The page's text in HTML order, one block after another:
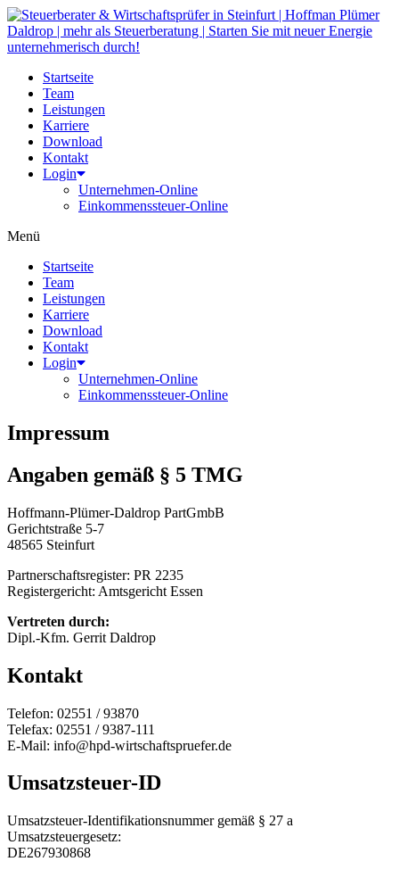
Zum
Inhalt
wechseln
Startseite
Team
Leistungen
Karriere
Download
Kontakt
Login
Unternehmen-Online
Einkommenssteuer-Online
Menü
Startseite
Team
Leistungen
Karriere
Download
Kontakt
Login
Unternehmen-Online
Einkommenssteuer-Online
Impressum
Angaben gemäß § 5 TMG
Hoffmann-Plümer-Daldrop PartGmbB
Gerichtstraße 5-7
48565 Steinfurt
Partnerschaftsregister: PR 2235
Registergericht: Amtsgericht Essen
Vertreten durch:
Dipl.-Kfm. Gerrit Daldrop
Kontakt
Telefon: 02551 / 93870
Telefax: 02551 / 9387-111
E-Mail: info@hpd-wirtschaftspruefer.de
Umsatzsteuer-ID
Umsatzsteuer-Identifikationsnummer gemäß § 27 a
Umsatzsteuergesetz:
DE267930868